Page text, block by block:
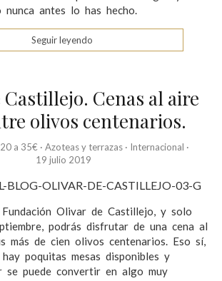
nunca antes lo has hecho.
Seguir leyendo
Cenas al aire
olivos centenarios.
a 35€ · Azoteas y terrazas · Internacional ·
19 julio 2019
Olivar de Castillejo, y solo
podrás disfrutar de una cena al
más de cien olivos centenarios. Eso sí,
poquitas mesas disponibles y
se puede convertir en algo muy